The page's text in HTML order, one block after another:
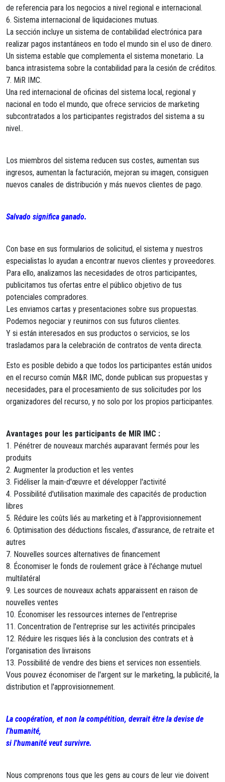
de referencia para los negocios a nivel regional e internacional.
6. Sistema internacional de liquidaciones mutuas.
La sección incluye un sistema de contabilidad electrónica para
realizar pagos instantáneos en todo el mundo sin el uso de dinero.
Un sistema estable que complementa el sistema monetario. La
banca intrasistema sobre la contabilidad para la cesión de créditos.
7. MiR IMC.
Una red internacional de oficinas del sistema local, regional y
nacional en todo el mundo, que ofrece servicios de marketing
subcontratados a los participantes registrados del sistema a su
nivel..
Los miembros del sistema reducen sus costes, aumentan sus
ingresos, aumentan la facturación, mejoran su imagen, consiguen
nuevos canales de distribución y más nuevos clientes de pago.
Salvado significa ganado.
Con base en sus formularios de solicitud, el sistema y nuestros
especialistas lo ayudan a encontrar nuevos clientes y proveedores.
Para ello, analizamos las necesidades de otros participantes,
publicitamos tus ofertas entre el público objetivo de tus
potenciales compradores.
Les enviamos cartas y presentaciones sobre sus propuestas.
Podemos negociar y reunirnos con sus futuros clientes.
Y si están interesados ​​en sus productos o servicios, se los
trasladamos para la celebración de contratos de venta directa.
Esto es posible debido a que todos los participantes están unidos
en el recurso común M&R IMC, donde publican sus propuestas y
necesidades, para el procesamiento de sus solicitudes por los
organizadores del recurso, y no solo por los propios participantes.
Avantages pour les participants de MIR IMC :
1. Pénétrer de nouveaux marchés auparavant fermés pour les
produits
2. Augmenter la production et les ventes
3. Fidéliser la main-d'œuvre et développer l'activité
4. Possibilité d'utilisation maximale des capacités de production
libres
5. Réduire les coûts liés au marketing et à l'approvisionnement
6. Optimisation des déductions fiscales, d'assurance, de retraite et
autres
7. Nouvelles sources alternatives de financement
8. Économiser le fonds de roulement grâce à l'échange mutuel
multilatéral
9. Les sources de nouveaux achats apparaissent en raison de
nouvelles ventes
10. Économiser les ressources internes de l'entreprise
11. Concentration de l'entreprise sur les activités principales
12. Réduire les risques liés à la conclusion des contrats et à
l'organisation des livraisons
13. Possibilité de vendre des biens et services non essentiels.
Vous pouvez économiser de l'argent sur le marketing, la publicité, la
distribution et l'approvisionnement.
La coopération, et non la compétition, devrait être la devise de
l'humanité,
si l'humanité veut survivre.
Nous comprenons tous que les gens au cours de leur vie doivent